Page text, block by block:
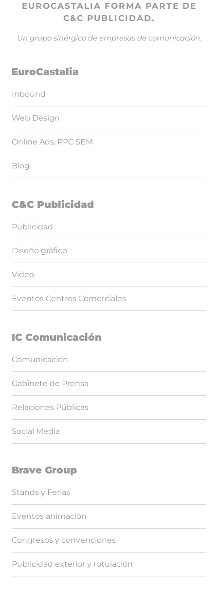
EUROCASTALIA FORMA PARTE DE
C&C PUBLICIDAD.
Un grupo sinérgico de empresas de comunicación.
EuroCastalia
Inbound
Web Design
Online Ads, PPC SEM
Blog
C&C Publicidad
Publicidad
Diseño gráfico
Video
Eventos Centros Comerciales
IC Comunicación
Comunicación
Gabinete de Prensa
Relaciones Públicas
Social Media
Brave Group
Stands y Ferias
Eventos animación
Congresos y convenciones
Publicidad exterior y rotulación